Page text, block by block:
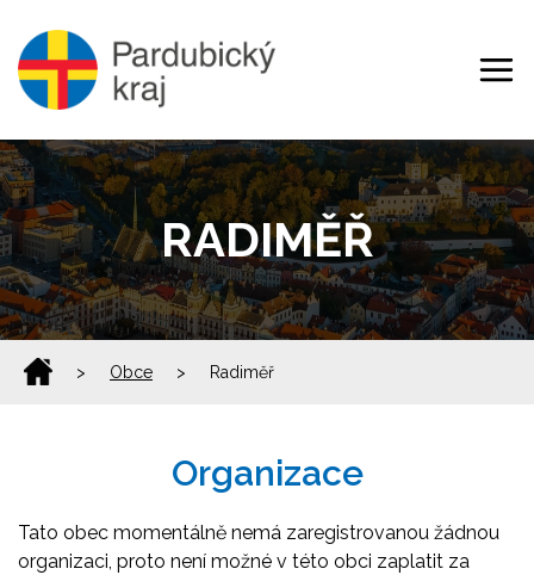
RADIMĚŘ
> Obce > Radiměř
Organizace
Tato obec momentálně nemá zaregistrovanou žádnou
organizaci, proto není možné v této obci zaplatit za